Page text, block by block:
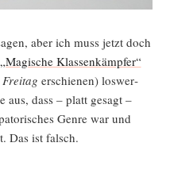
aber ich muss jetzt doch
„Magi­sche Klas­sen­kämp­fer“
Frei­tag erschie­nen) los­wer­
aus, dass – platt gesagt –
Gen­re war und
Das ist falsch.